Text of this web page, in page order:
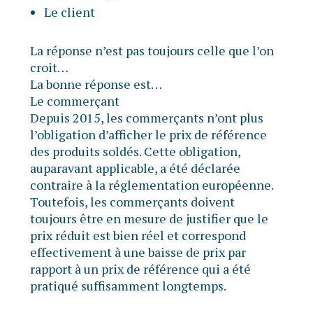
Le client
La réponse n’est pas toujours celle que l’on
croit…
La bonne réponse est…
Le commerçant
Depuis 2015, les commerçants n’ont plus
l’obligation d’afficher le prix de référence
des produits soldés. Cette obligation,
auparavant applicable, a été déclarée
contraire à la réglementation européenne.
Toutefois, les commerçants doivent
toujours être en mesure de justifier que le
prix réduit est bien réel et correspond
effectivement à une baisse de prix par
rapport à un prix de référence qui a été
pratiqué suffisamment longtemps.